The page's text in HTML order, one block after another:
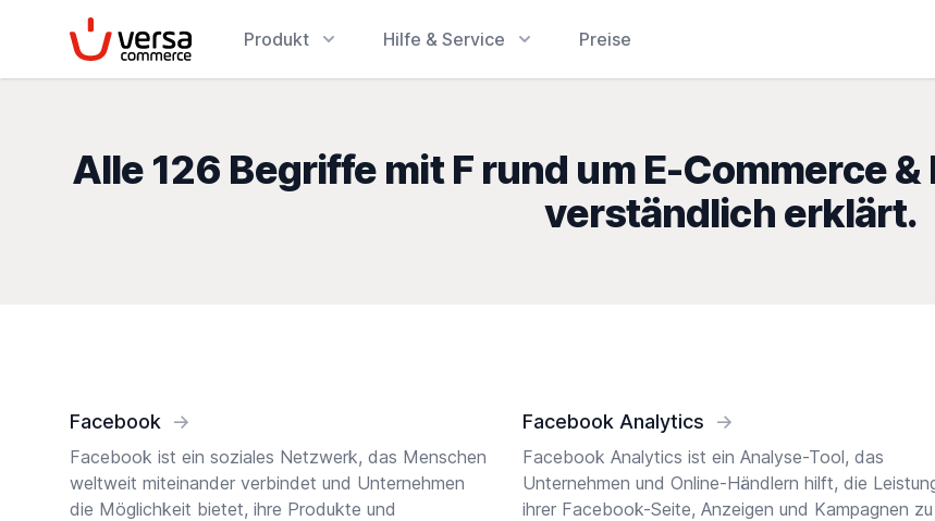
VersaCommerce Produkt Hilfe & Service Preise
Alle 126 Begriffe mit F rund um E-Commerce
verständlich erklärt.
Facebook →
Facebook ist ein soziales Netzwerk, das Menschen
weltweit miteinander verbindet und Unternehmen
die Möglichkeit bietet, ihre Produkte und
Facebook Analytics →
Facebook Analytics ist ein Analyse-Tool, das
Unternehmen und Online-Händlern hilft, die
ihrer Facebook-Seite, Anzeigen und Kampagnen zu